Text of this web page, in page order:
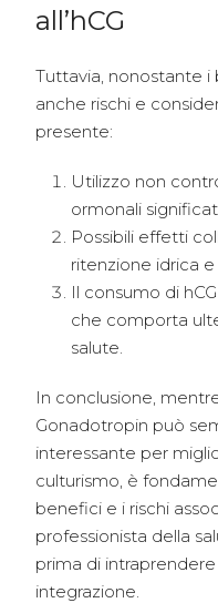
all’hCG
Tuttavia, nonostante i
anche rischi e
presente:
Utilizzo non
ormonali
Possibili effetti
ritenzione idrica e
Il consumo di
che comporta
salute.
In conclusione,
Gonadotropin può
interessante per
culturismo, è
benefici e i rischi
professionista della
prima di
integrazione.